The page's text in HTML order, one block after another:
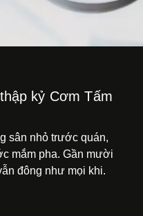
kỷ Cơm Tấm
sân nhỏ trước quán,
mắm pha. Gần mười
đông như mọi khi.